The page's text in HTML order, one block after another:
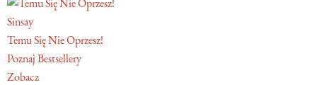
Sinsay
Temu Się Nie Oprzesz!
Poznaj Bestsellery
Zobacz